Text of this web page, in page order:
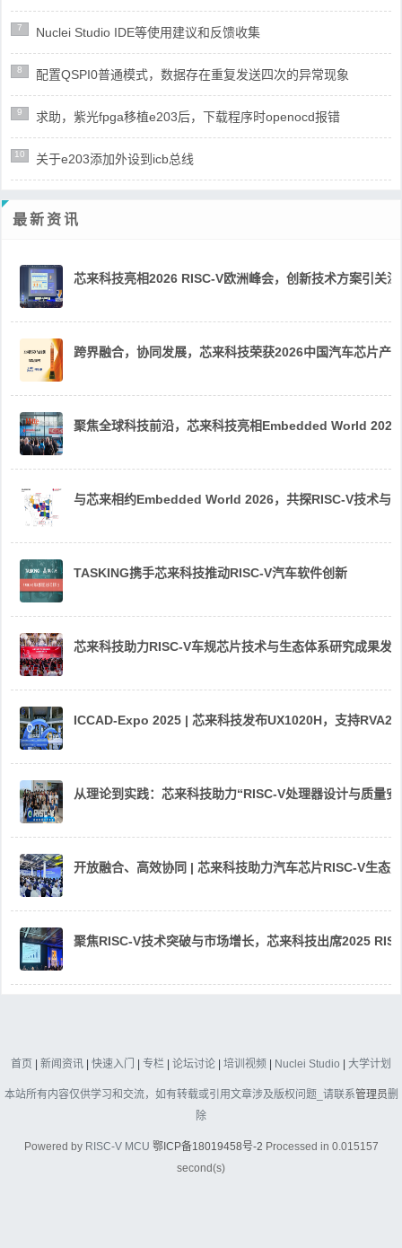
7 Nuclei Studio IDE等使用建议和反馈收集
8 配置QSPI0普通模式，数据存在重复发送四次的异常现象
9 求助，紫光fpga移植e203后，下载程序时openocd报错
10 关于e203添加外设到icb总线
最新资讯
芯来科技亮相2026 RISC-V欧洲峰会，创新技术方案引关注
跨界融合，协同发展，芯来科技荣获2026中国汽车芯片产
聚焦全球科技前沿，芯来科技亮相Embedded World 2026
与芯来相约Embedded World 2026，共探RISC-V技术与
TASKING携手芯来科技推动RISC-V汽车软件创新
芯来科技助力RISC-V车规芯片技术与生态体系研究成果发
ICCAD-Expo 2025 | 芯来科技发布UX1020H，支持
从理论到实践：芯来科技助力“RISC-V处理器设计与质量
开放融合、高效协同 | 芯来科技助力汽车芯片RISC-V生态
聚焦RISC-V技术突破与市场增长，芯来科技出席2025
首页 | 新闻资讯 | 快速入门 | 专栏 | 论坛讨论 | 培训视频 | Nuclei Studio | 大学计划
本站所有内容仅供学习和交流，如有转载或引用文章涉及版权问题_请联系管理员删
除
Powered by RISC-V MCU 鄂ICP备18019458号-2 Processed in 0.015157
second(s)